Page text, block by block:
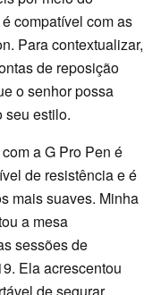
compatível com as
Para contextualizar,
de reposição
o senhor possa
seu estilo.
a G Pro Pen é
de resistência e é
mais suaves. Minha
a mesa
sessões de
Ela acrescentou